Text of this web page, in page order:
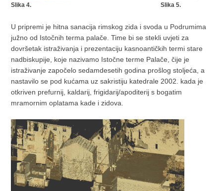
Slika 4. Slika 5.
U pripremi je hitna sanacija rimskog zida i svoda u Podrumima
južno od Istočnih terma palače. Time bi se stekli uvjeti za
dovršetak istraživanja i prezentaciju kasnoantičkih termi stare
nadbiskupije, koje nazivamo Istočne terme Palače, čije je
istraživanje započelo sedamdesetih godina prošlog stoljeća, a
nastavilo se pod kućama uz sakristiju katedrale 2002. kada je
otkriven prefurnij, kaldarij, frigidarij/apoditerij s bogatim
mramornim oplatama kade i zidova.